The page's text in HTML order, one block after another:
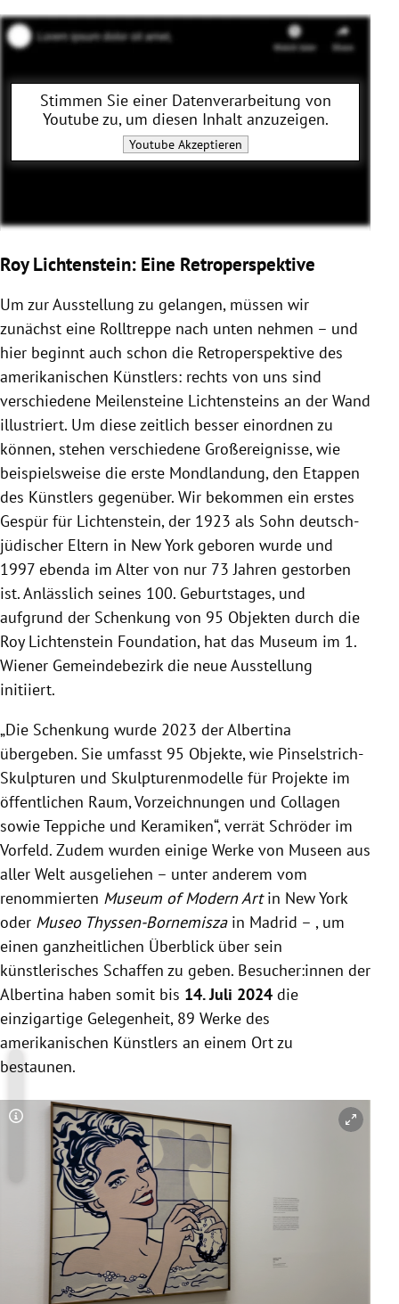
Stimmen Sie einer Datenverarbeitung von
Youtubezu, um diesen Inhalt anzuzeigen.
YoutubeAkzeptieren
Roy Lichtenstein: Eine Retroperspektive
Um zur Ausstellung zu gelangen, müssen wir
zunächst eine Rolltreppe nach unten nehmen – und
hier beginnt auch schon die Retroperspektive des
amerikanischen Künstlers: rechts von uns sind
verschiedene Meilensteine Lichtensteins an der Wand
illustriert. Um diese zeitlich besser einordnen zu
können, stehen verschiedene Großereignisse, wie
beispielsweise die erste Mondlandung, den Etappen
des Künstlers gegenüber. Wir bekommen ein erstes
Gespür für Lichtenstein, der 1923 als Sohn deutsch-
jüdischer Eltern in New York geboren wurde und
1997 ebenda im Alter von nur 73 Jahren gestorben
ist. Anlässlich seines 100. Geburtstages, und
aufgrund der Schenkung von 95 Objekten durch die
Roy Lichtenstein Foundation, hat das Museum im 1.
Wiener Gemeindebezirk die neue Ausstellung
initiiert.
„Die Schenkung wurde 2023 der Albertina
übergeben. Sie umfasst 95 Objekte, wie Pinselstrich-
Skulpturen und Skulpturenmodelle für Projekte im
öffentlichen Raum, Vorzeichnungen und Collagen
sowie Teppiche und Keramiken“, verrät Schröder im
Vorfeld. Zudem wurden einige Werke von Museen aus
aller Welt ausgeliehen – unter anderem vom
renommierten Museum of Modern Artin New York
oder Museo Thyssen-Bornemiszain Madrid – , um
einen ganzheitlichen Überblick über sein
künstlerisches Schaffen zu geben. Besucher:innen der
Albertina haben somit bis 14. Juli 2024 die
einzigartige Gelegenheit, 89 Werke des
amerikanischen Künstlers an einem Ort zu
bestaunen.
Copyright-Hinweis öffnen/schließen